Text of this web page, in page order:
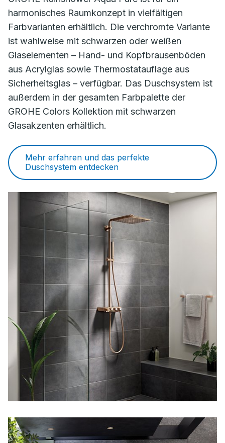
harmonisches Raumkonzept in vielfältigen
Farbvarianten erhältlich. Die verchromte Variante
ist wahlweise mit schwarzen oder weißen
Glaselementen – Hand- und Kopfbrausenböden
aus Acrylglas sowie Thermostatauflage aus
Sicherheitsglas – verfügbar. Das Duschsystem ist
außerdem in der gesamten Farbpalette der
GROHE Colors Kollektion mit schwarzen
Glasakzenten erhältlich.
Mehr erfahren und das perfekte
Duschsystem entdecken